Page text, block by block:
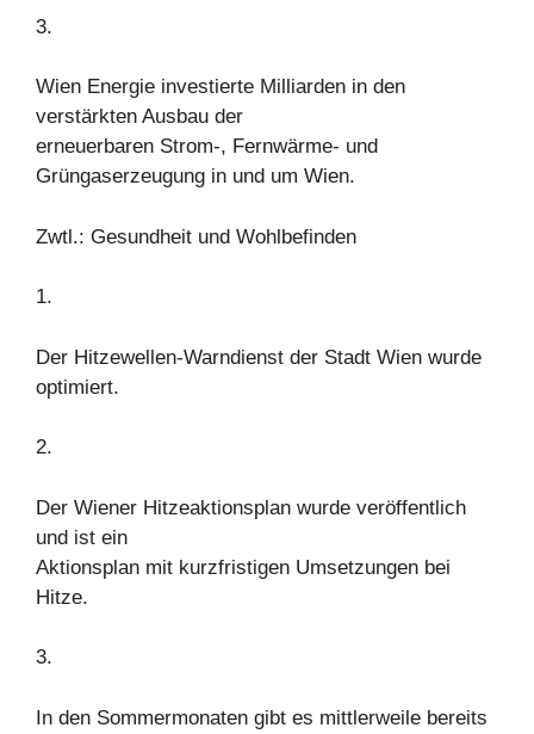
3.
Wien Energie investierte Milliarden in den
verstärkten Ausbau der
erneuerbaren Strom-, Fernwärme- und
Grüngaserzeugung in und um Wien.
Zwtl.: Gesundheit und Wohlbefinden
1.
Der Hitzewellen-Warndienst der Stadt Wien wurde
optimiert.
2.
Der Wiener Hitzeaktionsplan wurde veröffentlich
und ist ein
Aktionsplan mit kurzfristigen Umsetzungen bei
Hitze.
3.
In den Sommermonaten gibt es mittlerweile bereits